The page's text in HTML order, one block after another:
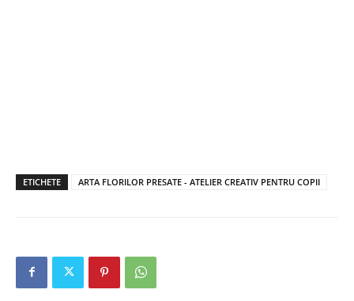
ETICHETE ARTA FLORILOR PRESATE - ATELIER CREATIV PENTRU COPII